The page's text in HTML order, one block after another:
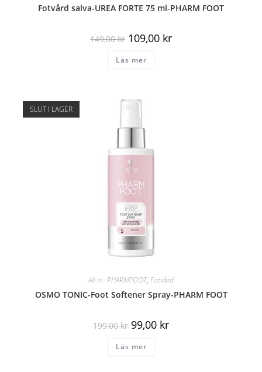
Fotvård salva-UREA FORTE 75 ml-PHARM FOOT
149,00kr 109,00 kr
Läs mer
SLUT I LAGER
All in- PHARMFOOT, Fotvård
OSMO TONIC-Foot Softener Spray-PHARM FOOT
199,00kr 99,00 kr
Läs mer